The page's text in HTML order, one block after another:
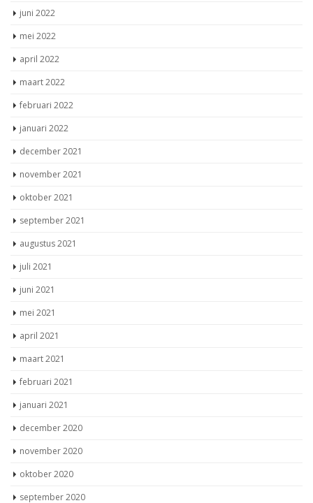
juni 2022
mei 2022
april 2022
maart 2022
februari 2022
januari 2022
december 2021
november 2021
oktober 2021
september 2021
augustus 2021
juli 2021
juni 2021
mei 2021
april 2021
maart 2021
februari 2021
januari 2021
december 2020
november 2020
oktober 2020
september 2020